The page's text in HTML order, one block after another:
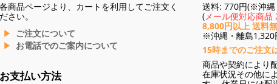
各商品ページより、カートを利用してご注文く
ださい。
ご注文について
お電話でのご案内について
お支払い方法
送料: 770円(※沖縄
( メール便対応商品
8,800円以上 送料
※沖縄・離島1,320
15時までのご注文
商品や契約により
在庫状況その他に